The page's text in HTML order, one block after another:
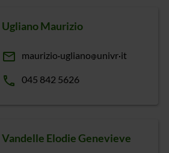
Ugliano Maurizio
email maurizio ugliano univr it
phone 045 842 5626
Vandelle Elodie Genevieve